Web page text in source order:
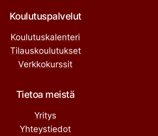
Koulutuspalvelut
Koulutuskalenteri
Tilauskoulutukset
Verkkokurssit
Tietoa meistä
Yritys
Yhteystiedot